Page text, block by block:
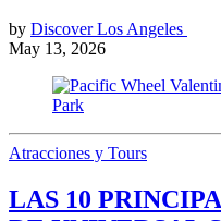
by Discover Los Angeles
May 13, 2026
Atracciones y Tours
LAS 10